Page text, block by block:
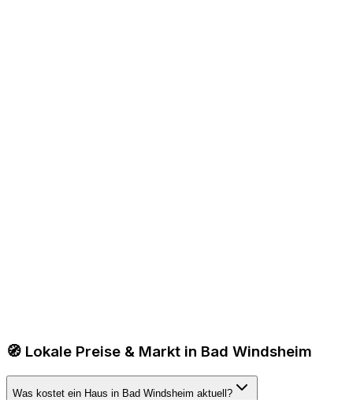
🧭 Lokale Preise & Markt in Bad Windsheim
Was kostet ein Haus in Bad Windsheim aktuell?